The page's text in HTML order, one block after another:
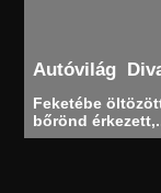
Autóvilág
Feketébe
bőrönd